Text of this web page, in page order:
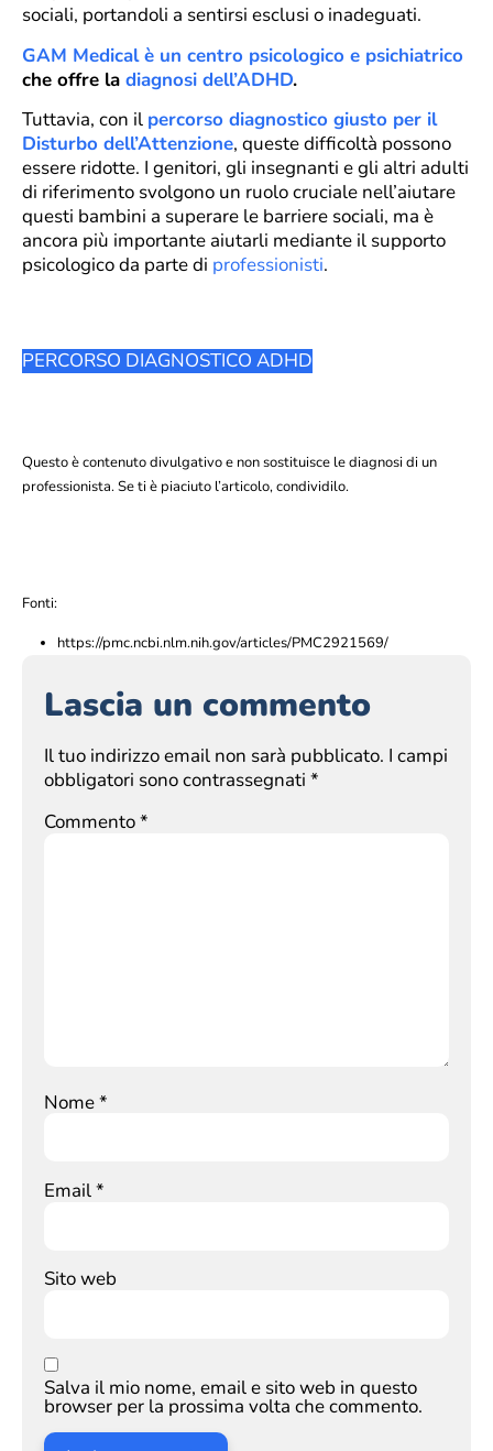
sociali, portandoli a sentirsi esclusi o inadeguati.
GAM Medical è un centro psicologico e psichiatrico
che offre la diagnosi dell’ADHD.
Tuttavia, con il percorso diagnostico giusto per il
Disturbo dell’Attenzione, queste difficoltà possono
essere ridotte. I genitori, gli insegnanti e gli altri adulti
di riferimento svolgono un ruolo cruciale nell’aiutare
questi bambini a superare le barriere sociali, ma è
ancora più importante aiutarli mediante il supporto
psicologico da parte di professionisti.
PERCORSO DIAGNOSTICO ADHD
Questo è contenuto divulgativo e non sostituisce le diagnosi di un
professionista. Se ti è piaciuto l’articolo, condividilo.
Fonti:
https://pmc.ncbi.nlm.nih.gov/articles/PMC2921569/
Lascia un commento
Il tuo indirizzo email non sarà pubblicato. I campi
obbligatori sono contrassegnati *
Commento*
Nome*
Email*
Sito web
Salva il mio nome, email e sito web in questo
browser per la prossima volta che commento.